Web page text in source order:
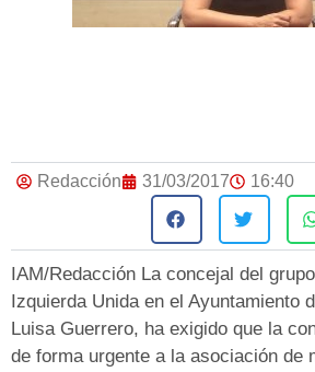
Redacción 31/03/2017 16:40
IAM/Redacción La concejal del
Izquierda Unida en el Ayuntamiento
Luisa Guerrero, ha exigido que la
de forma urgente a la asociación de